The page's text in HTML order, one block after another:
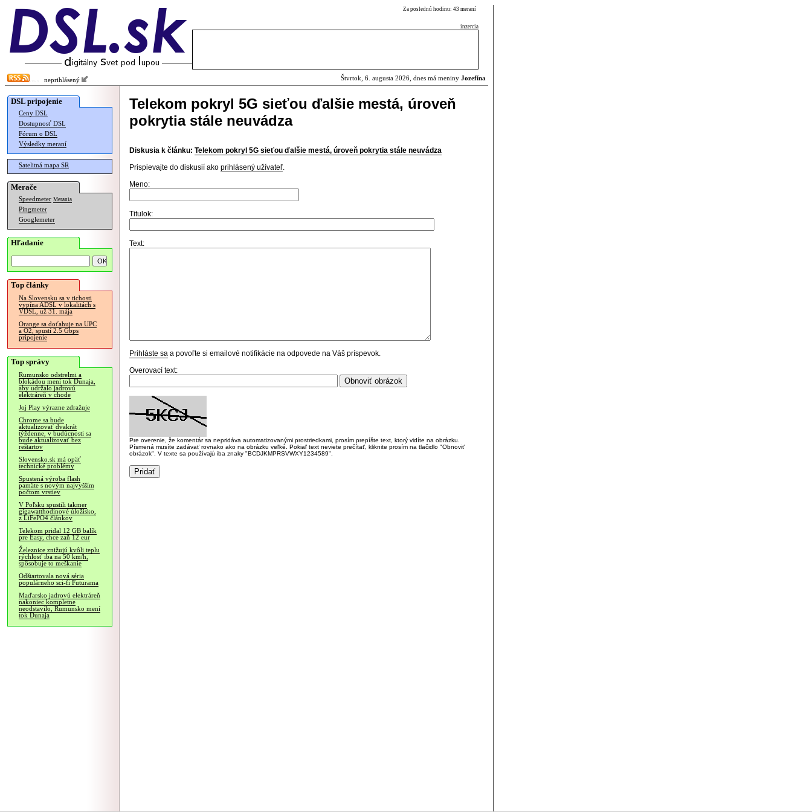
Za poslednú hodinu: 43 meraní
inzercia
neprihlásený Štvrtok, 6. augusta 2026, dnes má meniny Jozefína
DSL pripojenie
Ceny DSL
Dostupnosť DSL
Fórum o DSL
Výsledky meraní
Satelitná mapa SR
Merače
Speedmeter Merania
Pingmeter
Googlemeter
Hľadanie
Top články
Na Slovensku sa v tichosti
vypína ADSL v lokalitách s
VDSL, už 31. mája
Orange sa doťahuje na UPC
a O2, spustí 2.5 Gbps
pripojenie
Top správy
Rumunsko odstrelmi a
blokádou mení tok Dunaja,
aby udržalo jadrovú
elektráreň v chode
Joj Play výrazne zdražuje
Chrome sa bude
aktualizovať dvakrát
týždenne, v budúcnosti sa
bude aktualizovať bez
reštartov
Slovensko.sk má opäť
technické problémy
Spustená výroba flash
pamäte s novým najvyšším
počtom vrstiev
V Poľsku spustili takmer
gigawatthodinové úložisko,
z LiFePO4 článkov
Telekom pridal 12 GB balík
pre Easy, chce zaň 12 eur
Železnice znižujú kvôli teplu
rýchlosť iba na 50 km/h,
spôsobuje to meškanie
Odštartovala nová séria
populárneho sci-fi Futurama
Maďarsko jadrovú elektráreň
nakoniec kompletne
neodstavilo, Rumunsko mení
tok Dunaja
Telekom pokryl 5G sieťou ďalšie mestá, úroveň
pokrytia stále neuvádza
Diskusia k článku: Telekom pokryl 5G sieťou ďalšie mestá, úroveň pokrytia stále neuvádza
Prispievajte do diskusií ako prihlásený užívateľ.
Meno:
Titulok:
Text:
Prihláste sa a povoľte si emailové notifikácie na odpovede na Váš príspevok.
Overovací text:
Pre overenie, že komentár sa nepridáva automatizovanými prostriedkami, prosím prepíšte text, ktorý vidíte na obrázku.
Písmená musíte zadávať rovnako ako na obrázku veľké. Pokiaľ text neviete prečítať, kliknite prosím na tlačidlo "Obnoviť
obrázok". V texte sa používajú iba znaky "BCDJKMPRSVWXY1234589".